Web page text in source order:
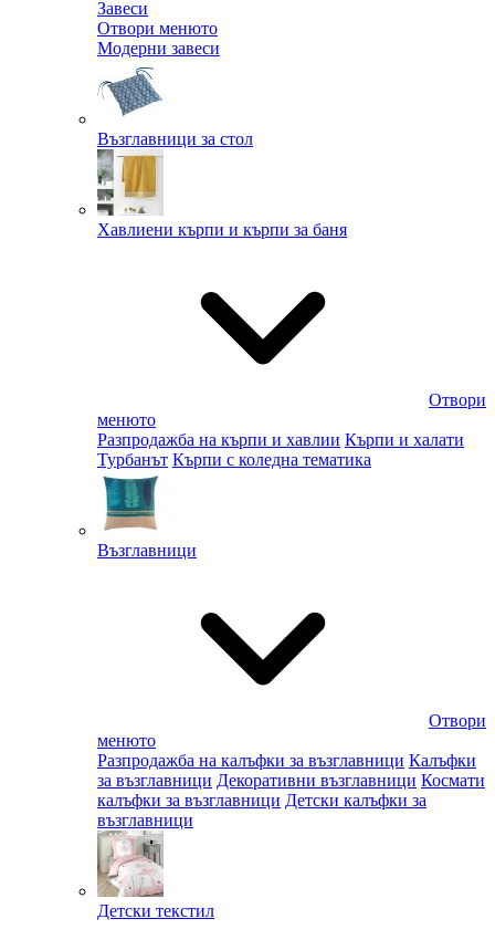
Завеси
Отвори менюто
Модерни завеси
Възглавници за стол
Хавлиени кърпи и кърпи за баня
Отвори
менюто
Разпродажба на кърпи и хавлии Кърпи и халати
Турбанът Кърпи с коледна тематика
Възглавници
Отвори
менюто
Разпродажба на калъфки за възглавници Калъфки
за възглавници Декоративни възглавници Космати
калъфки за възглавници Детски калъфки за
възглавници
Детски текстил